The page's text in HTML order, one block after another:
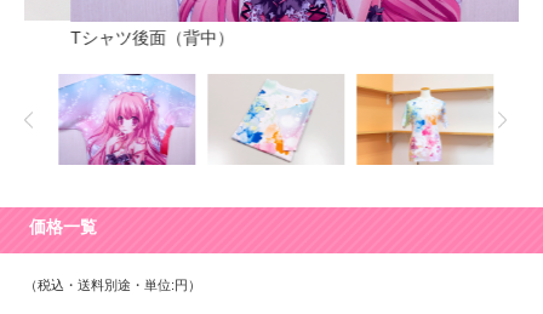
Tシャツ後面（背中）
価格一覧
（税込・送料別途・単位:円）